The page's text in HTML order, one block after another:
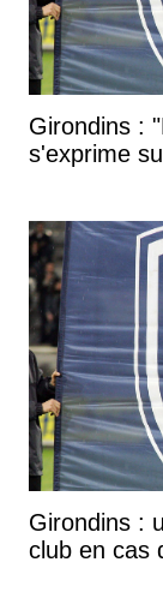
Girondins :
s'exprime
Girondins :
club en cas